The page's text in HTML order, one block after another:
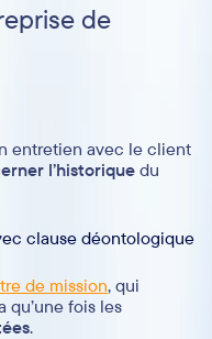
de
entretien avec le client
l’historique du
clause déontologique
de mission, qui
qu’une fois les
.